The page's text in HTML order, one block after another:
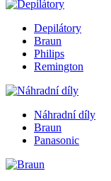
Depilátory
Braun
Philips
Remington
Náhradní díly
Braun
Panasonic